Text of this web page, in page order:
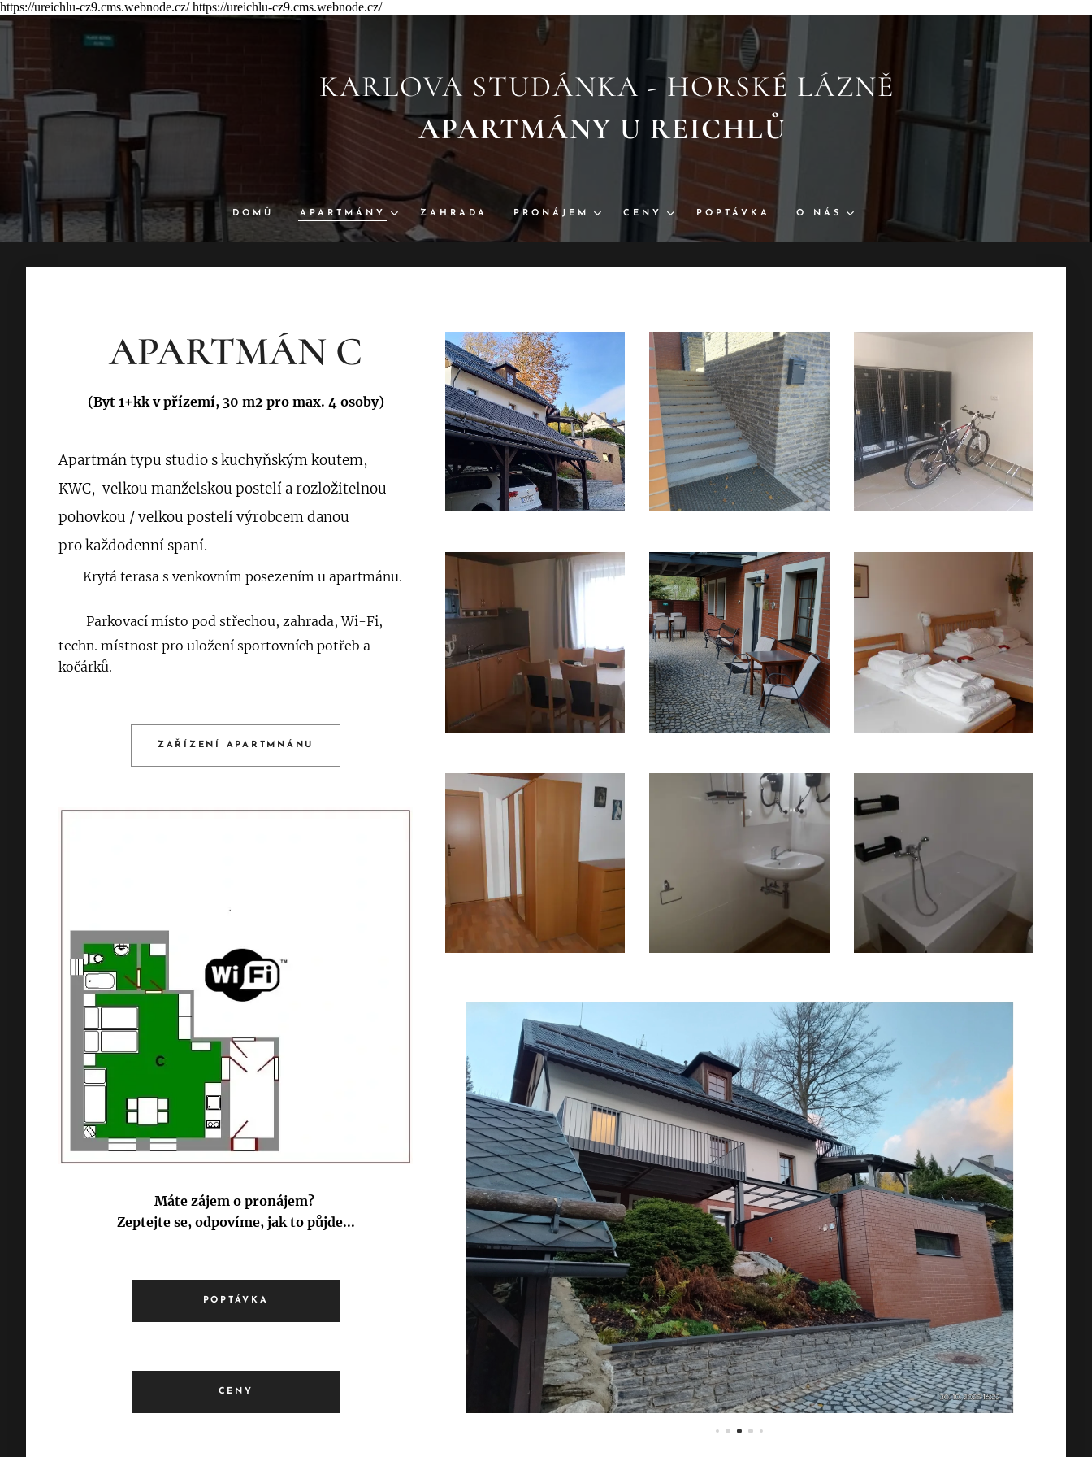
https://ureichlu-cz9.cms.webnode.cz/ https://ureichlu-cz9.cms.webnode.cz/
KARLOVA STUDÁNKA - HORSKÉ LÁZNĚ
APARTMÁNY U REICHLŮ
DOMŮ APARTMÁNY ZAHRADA PRONÁJEM CENY POPTÁVKA O NÁS
APARTMÁN C
(Byt 1+kk v přízemí, 30 m2 pro max. 4 osoby)
Apartmán typu studio s kuchyňským koutem,
KWC, velkou manželskou postelí a rozložitelnou
pohovkou / velkou postelí výrobcem danou
prokaždodenní spaní.
Krytá terasa s venkovním posezením u apartmánu.
Parkovací místo pod střechou, zahrada, Wi-Fi,
techn. místnost pro uložení sportovních potřeb a
kočárků.
ZAŘÍZENÍ APARTMNÁNU
Máte zájem o pronájem?
Zeptejte se, odpovíme, jak to půjde...
POPTÁVKA
CENY